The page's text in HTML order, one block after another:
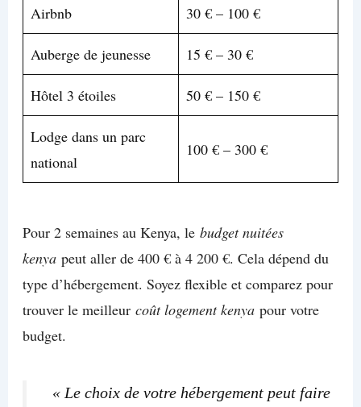
Airbnb 30 € – 100 €
Auberge de jeunesse 15 € – 30 €
Hôtel 3 étoiles 50 € – 150 €
Lodge dans un parc
national
100 € – 300 €
Pour 2 semaines au Kenya, le budget nuitées
kenyapeut aller de 400 € à 4 200 €. Cela dépend du
type d’hébergement. Soyez flexible et comparez pour
trouver le meilleur coût logement kenyapour votre
budget.
« Le choix de votre hébergement peut faire